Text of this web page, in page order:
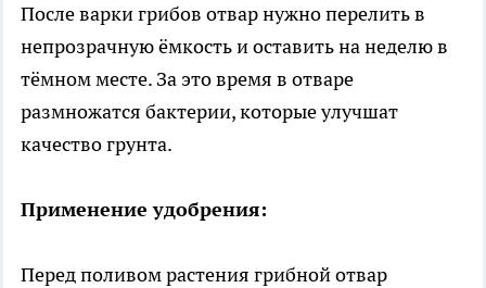
После варки грибов отвар нужно перелить в
непрозрачную ёмкость и оставить на неделю в
тёмном месте. За это время в отваре
размножатся бактерии, которые улучшат
качество грунта.
Применение удобрения:
Перед поливом растения грибной отвар